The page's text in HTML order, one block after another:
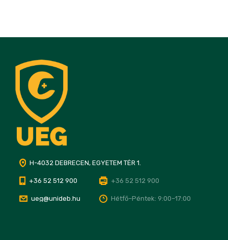
H-4032 DEBRECEN, EGYETEM TÉR 1.
+36 52 512 900 +36 52 512 900
ueg@unideb.hu Hétfő–Péntek: 9:00–17:00